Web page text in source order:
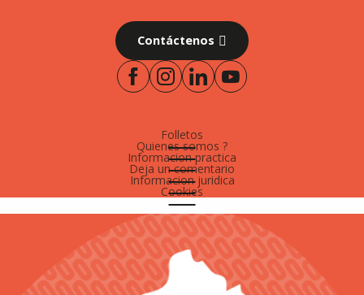
Contáctenos
Folletos
Quienes somos ?
Informacion practica
Deja un comentario
Informacion juridica
Cookies